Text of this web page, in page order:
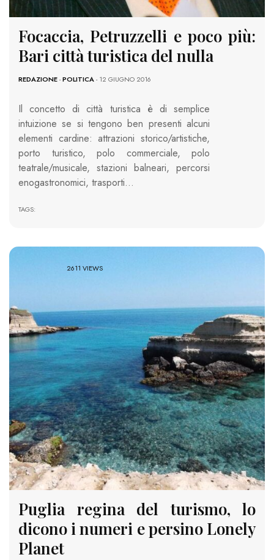
Focaccia, Petruzzelli e poco più:
Bari città turistica del nulla
REDAZIONE-POLITICA- 12 GIUGNO 2016
Il concetto di città turistica è di semplice
intuizione se si tengono ben presenti alcuni
elementi cardine: attrazioni storico/artistiche,
porto turistico, polo commerciale, polo
teatrale/musicale, stazioni balneari, percorsi
enogastronomici, trasporti…
TAGS:
2611 VIEWS
Puglia regina del turismo, lo
dicono i numeri e persino Lonely
Planet